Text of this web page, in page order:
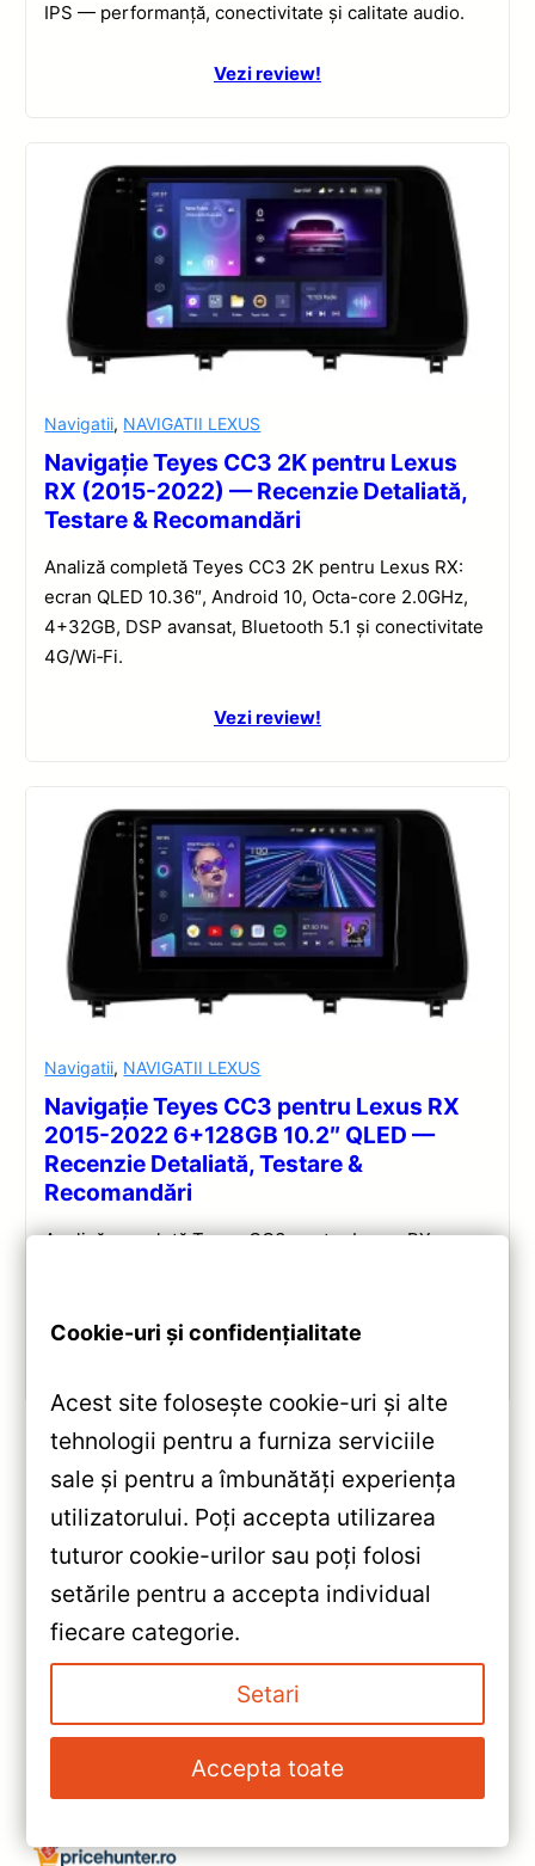
IPS — performanță, conectivitate și calitate audio.
Vezi review!
Navigatii, NAVIGATII LEXUS
Navigație Teyes CC3 2K pentru Lexus
RX (2015-2022) — Recenzie Detaliată,
Testare & Recomandări
Analiză completă Teyes CC3 2K pentru Lexus RX:
ecran QLED 10.36″, Android 10, Octa-core 2.0GHz,
4+32GB, DSP avansat, Bluetooth 5.1 și conectivitate
4G/Wi‑Fi.
Vezi review!
Navigatii, NAVIGATII LEXUS
Navigație Teyes CC3 pentru Lexus RX
2015-2022 6+128GB 10.2″ QLED —
Recenzie Detaliată, Testare &
Recomandări
Analiză completă Teyes CC3 pentru Lexus RX:
«Navigație 2K 9.5 inch pentru
Mercedes A‑Class W169 —
Teyes CC3 — Recenzie
Detaliată, Testare &
Recomandări
Navigație Teyes CC3 2K 360°
Mercedes A-Class W169 —
Recenzie Detaliată, Testare &
Recomandări
Cookie-uri și confidențialitate
Acest site folosește cookie-uri și alte
tehnologii pentru a furniza serviciile
sale și pentru a îmbunătăți experiența
utilizatorului. Poți accepta utilizarea
tuturor cookie-urilor sau poți folosi
setările pentru a accepta individual
fiecare categorie.
Setari
Accepta toate